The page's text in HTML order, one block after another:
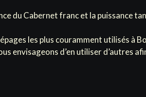
du Cabernet franc et la puissance
les plus couramment utilisés à
envisageons d’en utiliser d’autres